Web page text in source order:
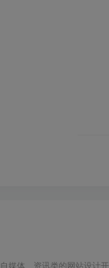
媒体、资讯类的网站设计开